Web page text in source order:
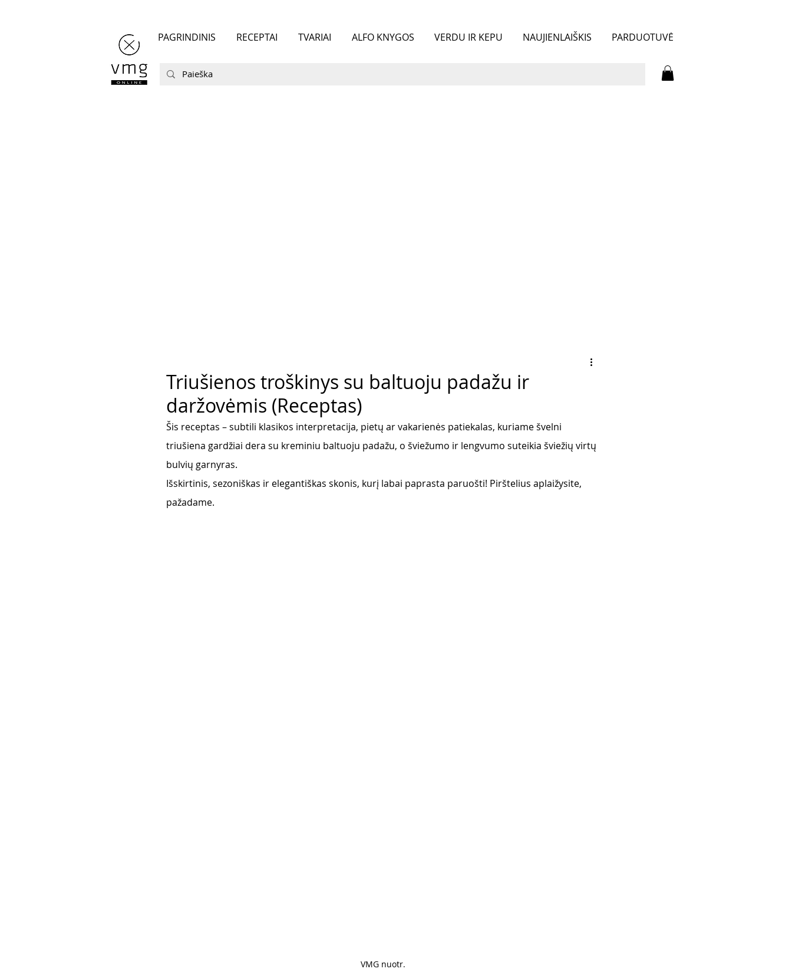
PAGRINDINIS RECEPTAI TVARIAI ALFO KNYGOS VERDU IR KEPU NAUJIENLAIŠKIS PARDUOTUVĖ
Triušienos troškinys su baltuoju padažu ir
daržovėmis (Receptas)
Šis receptas – subtili klasikos interpretacija, pietų ar vakarienės patiekalas, kuriame švelni
triušiena gardžiai dera su kreminiu baltuoju padažu, o šviežumo ir lengvumo suteikia šviežių virtų
bulvių garnyras.
Išskirtinis, sezoniškas ir elegantiškas skonis, kurį labai paprasta paruošti! Pirštelius aplaižysite,
pažadame.
VMG nuotr.